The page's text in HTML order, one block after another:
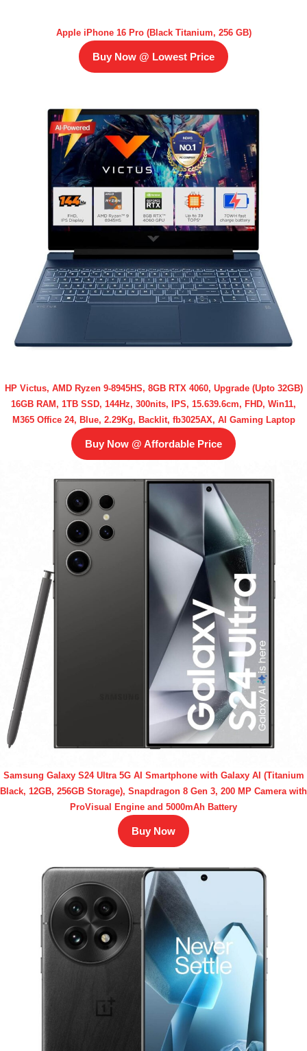
Apple iPhone 16 Pro (Black Titanium, 256 GB)
Buy Now @ Lowest Price
HP Victus, AMD Ryzen 9-8945HS, 8GB RTX 4060, Upgrade (Upto 32GB)
16GB RAM, 1TB SSD, 144Hz, 300nits, IPS, 15.639.6cm, FHD, Win11,
M365 Office 24, Blue, 2.29Kg, Backlit, fb3025AX, AI Gaming Laptop
Buy Now @ Affordable Price
Samsung Galaxy S24 Ultra 5G AI Smartphone with Galaxy AI (Titanium
Black, 12GB, 256GB Storage), Snapdragon 8 Gen 3, 200 MP Camera with
ProVisual Engine and 5000mAh Battery
Buy Now